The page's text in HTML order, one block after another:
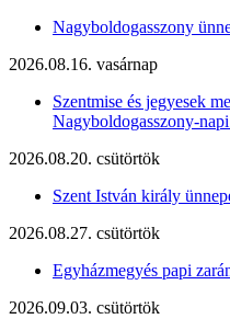
Nagyboldogasszony
2026.08.16. vasárnap
Szentmise és jegyesek
Nagyboldogasszony-
2026.08.20. csütörtök
Szent István király
2026.08.27. csütörtök
Egyházmegyés papi
2026.09.03. csütörtök